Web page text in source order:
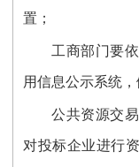
置；
工商部门要
用信息公示系统
公共资源交
对投标企业进行